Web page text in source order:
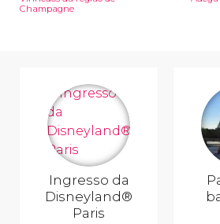
Champagne
Ingresso da
Disneyland®
Paris